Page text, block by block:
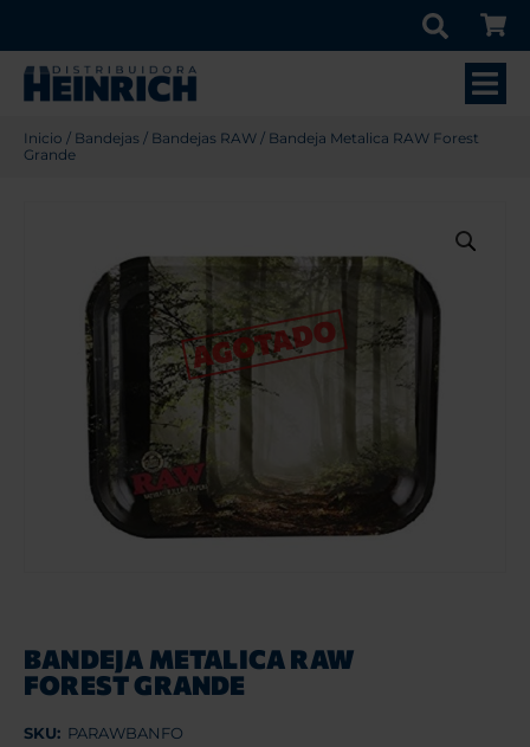
Inicio / Bandejas / Bandejas RAW / Bandeja Metalica RAW Forest
Grande
BANDEJA METALICA RAW
FOREST GRANDE
SKU: PARAWBANFO